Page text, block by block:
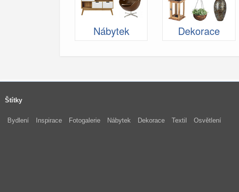
Nábytek Dekorace
Štítky
Bydlení Inspirace Fotogalerie Nábytek Dekorace Textil Osvětlení